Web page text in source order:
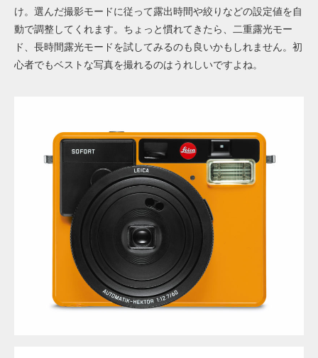
け。選んだ撮影モードに従って露出時間や絞りなどの設定値を自
動で調整してくれます。ちょっと慣れてきたら、二重露光モー
ド、長時間露光モードを試してみるのも良いかもしれません。初
心者でもベストな写真を撮れるのはうれしいですよね。